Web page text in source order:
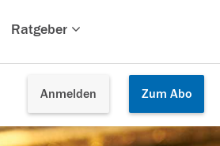
Ratgeber
Anmelden Zum Abo